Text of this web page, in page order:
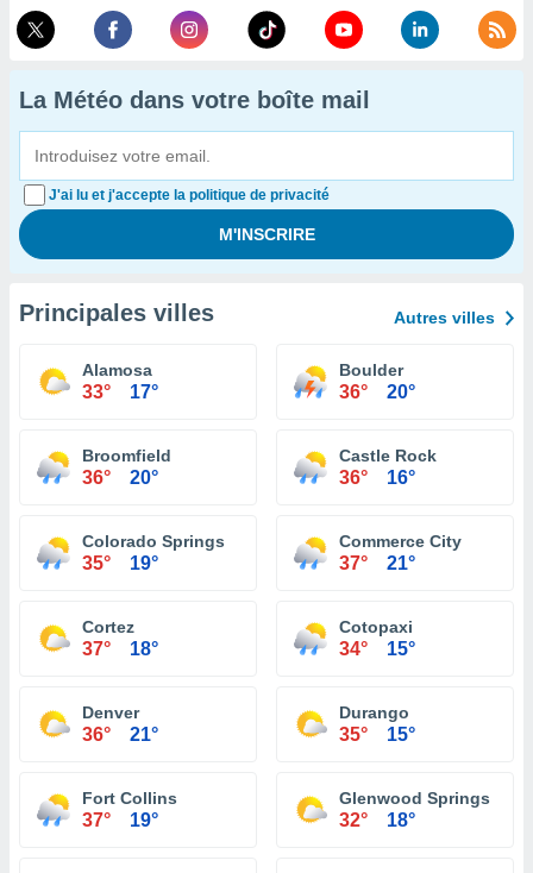
La Météo dans votre boîte mail
J'ai lu et j'accepte la politique de privacité
Principales villes Autres villes
Alamosa
33° 17°
Boulder
36° 20°
Broomfield
36° 20°
Castle Rock
36° 16°
Colorado Springs
35° 19°
Commerce City
37° 21°
Cortez
37° 18°
Cotopaxi
34° 15°
Denver
36° 21°
Durango
35° 15°
Fort Collins
37° 19°
Glenwood Springs
32° 18°